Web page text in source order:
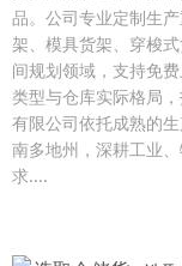
品。公司专业定制生
架、模具货架、穿梭
间规划领域，支持免
类型与仓库实际格局
有限公司依托成熟的
南多地州，深耕工业
求....